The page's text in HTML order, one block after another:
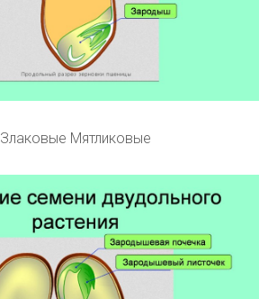
Злаковые Мятликовые